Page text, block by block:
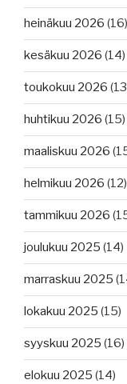
heinäkuu 2026 (16)
kesäkuu 2026 (14)
toukokuu 2026
huhtikuu 2026 (15)
maaliskuu 2026
helmikuu 2026 (12)
tammikuu 2026
joulukuu 2025 (14)
marraskuu 2025
lokakuu 2025 (15)
syyskuu 2025 (16)
elokuu 2025 (14)